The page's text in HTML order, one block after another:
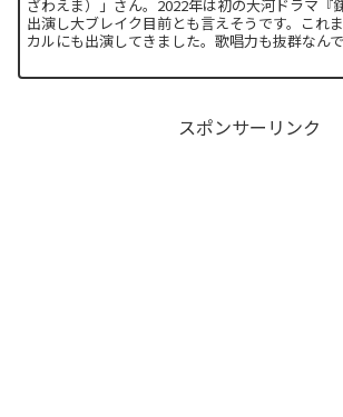
ざわえま）」さん。2022年は初の大河ドラマ『
出演し大ブレイク目前とも言えそうです。これ
カルにも出演してきました。歌唱力も抜群なん
スポンサーリンク